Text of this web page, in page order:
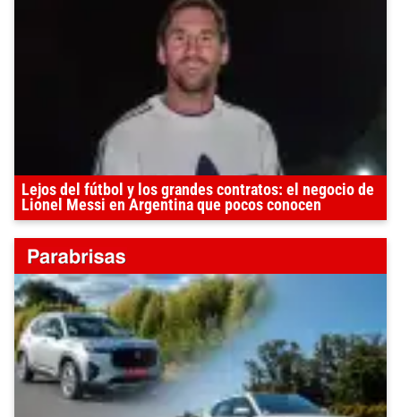
Lejos del fútbol y los grandes contratos: el negocio de
Lionel Messi en Argentina que pocos conocen